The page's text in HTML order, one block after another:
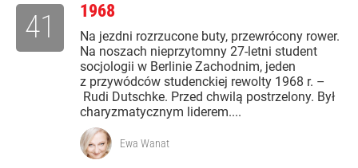
1968
Na jezdni rozrzucone buty, przewrócony rower.
Na noszach nieprzytomny 27-letni student
socjologii w Berlinie Zachodnim, jeden
z przywódców studenckiej rewolty 1968 r. –
Rudi Dutschke. Przed chwilą postrzelony. Był
charyzmatycznym liderem....
41
Ewa Wanat